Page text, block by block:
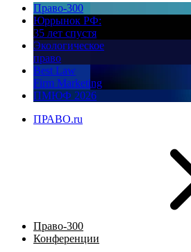
Право-300
Юррынок РФ:
35 лет спустя
Экологическое
право
Best Law
Firm Marketing
ПМЮФ 2026
ПРАВО.ru
Право-300
Конференции